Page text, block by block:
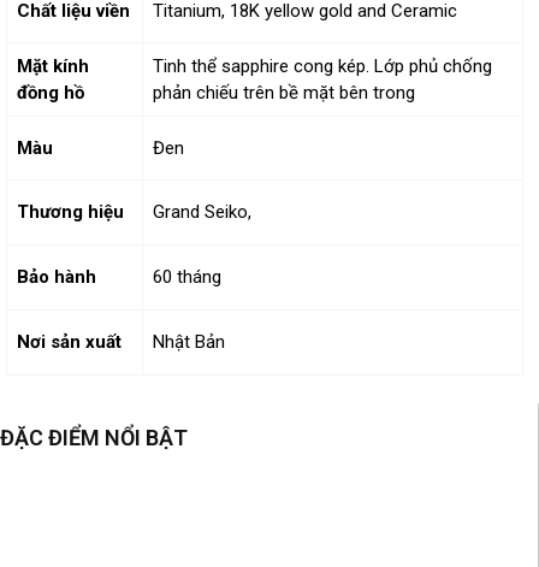
ĐẶC ĐIỂM NỔI BẬT
Chất liệu viền Titanium, 18K yellow gold and Ceramic
Mặt kính
đồng hồ
Tinh thể sapphire cong kép. Lớp phủ chống
phản chiếu trên bề mặt bên trong
Màu Đen
Thương hiệu Grand Seiko,
Bảo hành 60 tháng
Nơi sản xuất Nhật Bản